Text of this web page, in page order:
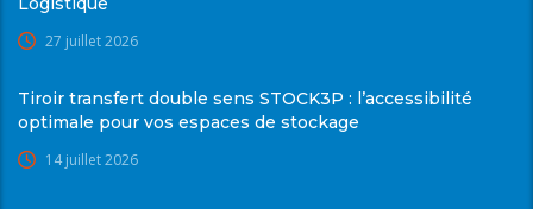
27 juillet 2026
Tiroir transfert double sens STOCK3P : l’accessibilité
optimale pour vos espaces de stockage
14 juillet 2026